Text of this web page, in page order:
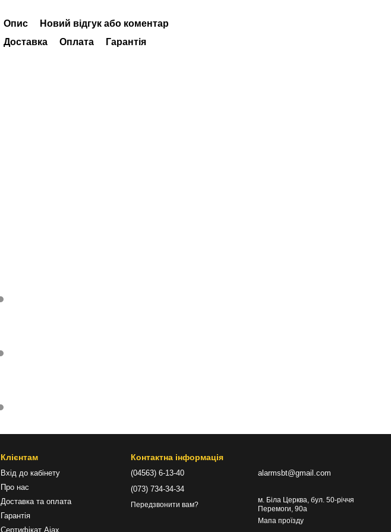
Опис
Новий відгук або коментар
Доставка
Оплата Гарантія
Клієнтам
Вхід до кабінету
Про нас
Доставка та оплата
Гарантія
Сертифікат Ajax
Контактна інформація
(04563) 6-13-40
(073) 734-34-34
Передзвонити вам?
alarmsbt@gmail.com
м. Біла Церква, бул. 50-річчя
Перемоги, 90а
Мапа проїзду